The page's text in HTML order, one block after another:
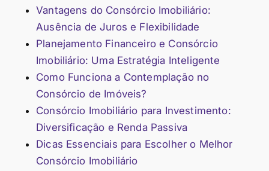
Vantagens do Consórcio Imobiliário:
Ausência de Juros e Flexibilidade
Planejamento Financeiro e Consórcio
Imobiliário: Uma Estratégia Inteligente
Como Funciona a Contemplação no
Consórcio de Imóveis?
Consórcio Imobiliário para Investimento:
Diversificação e Renda Passiva
Dicas Essenciais para Escolher o Melhor
Consórcio Imobiliário